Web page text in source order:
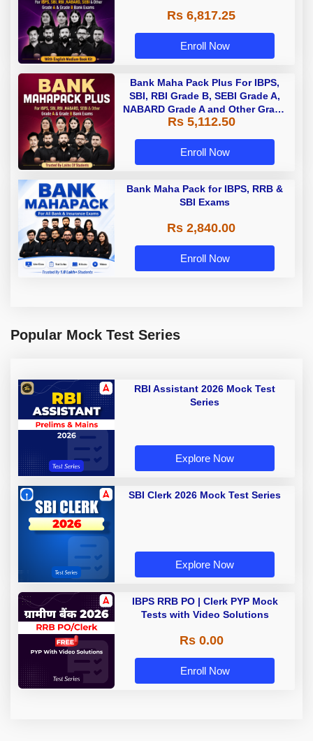
Rs 6,817.25
Enroll Now
Bank Maha Pack Plus For IBPS,
SBI, RBI Grade B, SEBI Grade A,
NABARD Grade A and Other Grade
A & Grade B Bank Exams
Rs 5,112.50
Enroll Now
Bank Maha Pack for IBPS, RRB &
SBI Exams
Rs 2,840.00
Enroll Now
Popular Mock Test Series
RBI Assistant 2026 Mock Test
Series
Explore Now
SBI Clerk 2026 Mock Test Series
Explore Now
IBPS RRB PO | Clerk PYP Mock
Tests with Video Solutions
Rs 0.00
Enroll Now